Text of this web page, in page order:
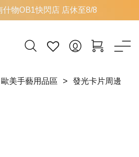
什物OB1快閃店 店休至8/8
美手藝用品區 發光卡片周邊